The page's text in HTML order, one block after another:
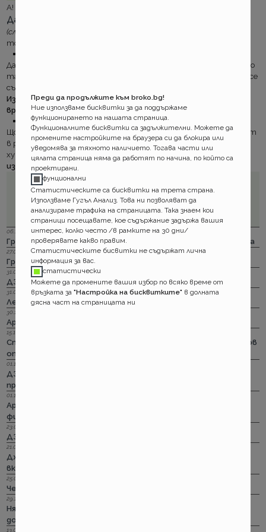
А! И ако все още се чудите
Дали онлайн или да отскочите до някой офис
(след като сте избрали при нас компанията)
това.
Да търсите офис на компанията или друг брокер, да ходите до
там, да чакате заедно с други отишли да се застраховат, да се
съобразите с обедната почивка… Поглезете се.
Изберете си да сте специален и отделете спестеното
време за по- приятни изживявания.
Държите ни под око, какво правим
Щом издадем вашата полица, можете да проверите този факт
в реално време през страница на гаранционния фонд. Какво по-
хубаво от това да се уверите лично ида сте сигурно какво
изпращаме към вас, преди още да сте го платили.
06.12.2023 г.
Групама: Ски и сноуборд безплатно при пътуване в чужбина
27.04.2023 г.
Групама: За каското
31.03.2023 г.
ДЗИ: Отличници в ликвидацията по каско
31.03.2023 г.
Лев Инс: Още месец на промоция по каско
30.11.2022 г.
Армеец: И асистанс за България по каско
15.11.2022 г.
Стикерът по гражданска отговорност с впечатляващ нов
опит да влезе в историята
01.11.2022 г.
ДЗИ: Стрийминг застраховката за злополука на промоция
през ноември
01.11.2022 г.
Армеец: Имуществото на лимит на промоция. Това за
фирмите също
23.09.2022 г.
ДЗИ: Ами няма такова каско!
21.09.2022 г.
Дженерали: Критични болести по злополука и заболяване,
включително и при задължителната трудова.
25.08.2022 г.
Черно бялото ще е новото зелено и у нас. Дали?
29.12.2018 г.
Няма да работим на 31-ви. Весело посрещане на една по -
добра година.
13.08.2018 г.
Преди да продължите към broko.bg!
Ние използваме бисквитки за да поддържаме
функционирането на нашата страница.
Функционалните бисквитки са задължителни. Можете да
промените настройките на браузера си да блокира или
уведомява за тяхното наличието. Тогава части или
цялата страница няма да работят по начина, по който са
проектирани.
фунционални
Статистическите са бисквитки на трета страна.
Използваме Гугъл Анализ. Това ни позволяват да
анализираме трафика на страницата. Така знаем кои
страници посещавате, кое съдържание задържа вашия
интерес, колко често /в рамките на 30 дни/
проверявате какво правим.
Статистическите бисвитки не съдържат лична
информация за вас.
статистически
Можете да промените вашия избор по всяко време от
връзката за "Настройка на бисквитките" в долната
дясна част на страницата ни